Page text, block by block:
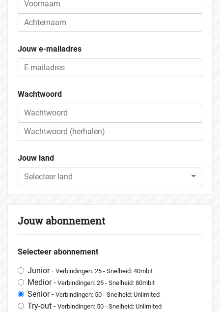
Jouw e-mailadres
Wachtwoord
Jouw land
Selecteer land
Jouw abonnement
Selecteer abonnement
Junior - Verbindingen: 25 - Snelheid: 40mbit
Medior - Verbindingen: 25 - Snelheid: 80mbit
Senior - Verbindingen: 50 - Snelheid: Unlimited
Try-out - Verbindingen: 50 - Snelheid: Unlimited